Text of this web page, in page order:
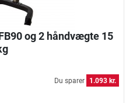
og 2 håndvægte 15
Du sparer 1.093 kr.